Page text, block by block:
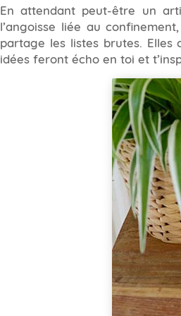
En attendant peut-être un
l’angoisse liée au
partage les listes brutes. Elles
idées feront écho en toi et